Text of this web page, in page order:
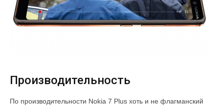
Производительность
По производительности Nokia 7 Plus хоть и не флагманский